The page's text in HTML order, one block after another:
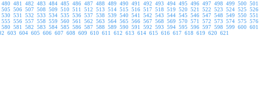
480 481 482 483 484 485 486 487 488 489 490 491 492 493 494 495 496 497 498 499 500 501
505 506 507 508 509 510 511 512 513 514 515 516 517 518 519 520 521 522 523 524 525 526
530 531 532 533 534 535 536 537 538 539 540 541 542 543 544 545 546 547 548 549 550 551
555 556 557 558 559 560 561 562 563 564 565 566 567 568 569 570 571 572 573 574 575 576
580 581 582 583 584 585 586 587 588 589 590 591 592 593 594 595 596 597 598 599 600 601
603 604 605 606 607 608 609 610 611 612 613 614 615 616 617 618 619 620 621